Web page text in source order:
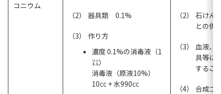
コニウム
器具類 0.1%
作り方
濃度 0.1%の消毒液（1
㍑）
消毒液（原液10%）
10㏄ + 水990㏄
石けん
との併
血液、
具等に
するこ
合成ゴ